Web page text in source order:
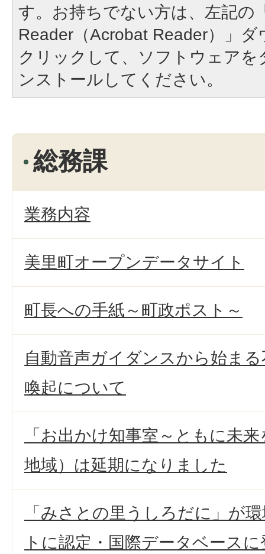
す。お持ちでない方は、左記の
Reader（Acrobat Reader）」
クリックして、ソフトウェア
ンストールしてください。
総務課
業務内容
美里町オープンデータサイト
町長への手紙～町政ポスト～
自動音声ガイダンスから始ま
喚起について
「お出かけ知事室～ともに未
地域）は延期になりました
「みさとの里うしろだに」が
トに認定・国際データベース